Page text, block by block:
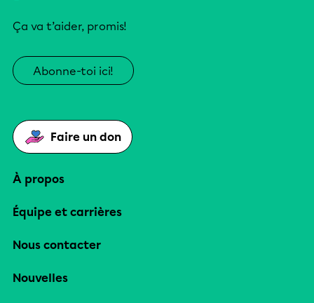
Ça va t’aider, promis!
Abonne-toi ici!
Faire un don
À propos
Équipe et carrières
Nous contacter
Nouvelles